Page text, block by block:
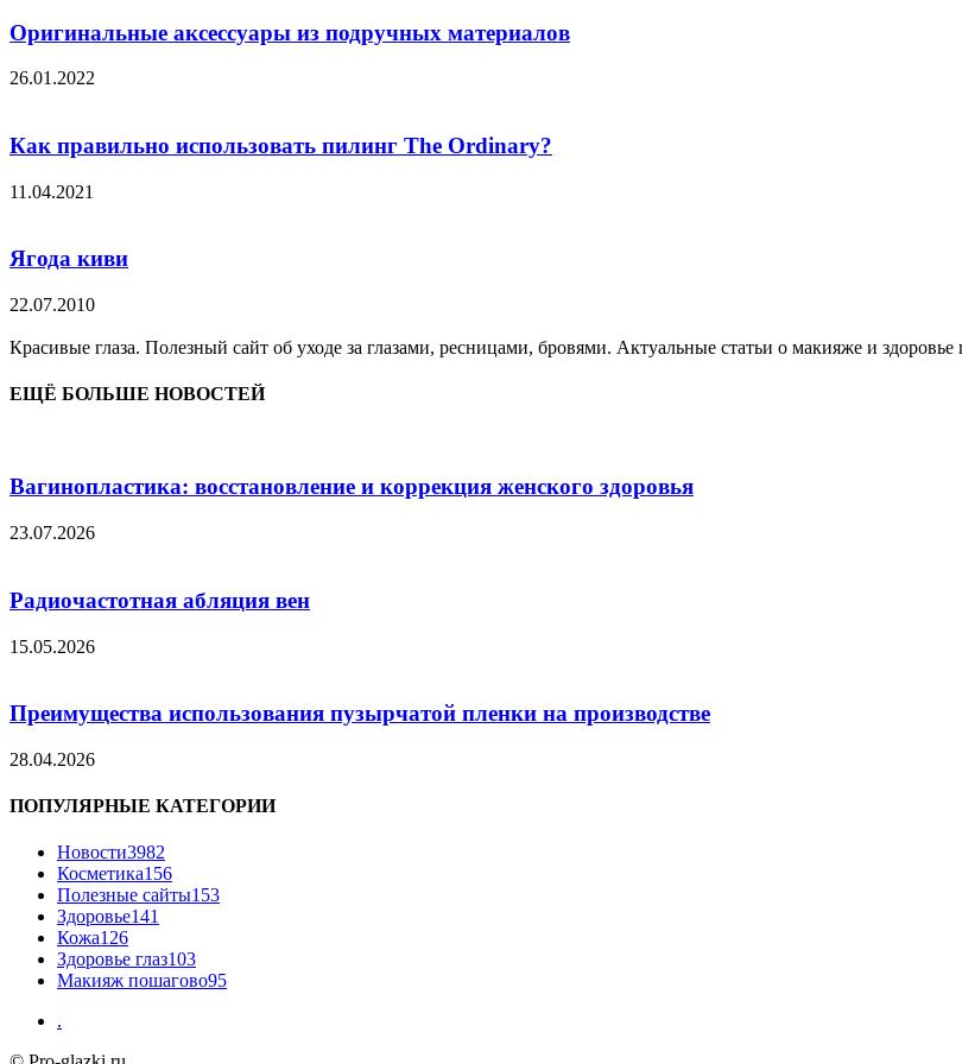
Оригинальные аксессуары из подручных материалов
26.01.2022
Как правильно использовать пилинг The Ordinary?
11.04.2021
Ягода киви
22.07.2010
Красивые глаза. Полезный сайт об уходе за глазами, ресницами, бровями. Актуальные статьи о макияже и здоровье
ЕЩЁ БОЛЬШЕ НОВОСТЕЙ
Вагинопластика: восстановление и коррекция женского здоровья
23.07.2026
Радиочастотная абляция вен
15.05.2026
Преимущества использования пузырчатой пленки на производстве
28.04.2026
ПОПУЛЯРНЫЕ КАТЕГОРИИ
Новости3982
Косметика156
Полезные сайты153
Здоровье141
Кожа126
Здоровье глаз103
Макияж пошагово95
.